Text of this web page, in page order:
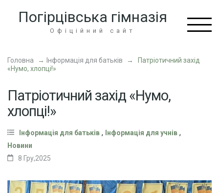
Enter)
Погірцівська гімназія
Офіційний сайт
Головна → Інформація для батьків →
Патріотичний захід
«Нумо, хлопці!»
Патріотичний захід «Нумо,
хлопці!»
Інформація для батьків , Інформація для учнів ,
Новини
8 Гру,2025